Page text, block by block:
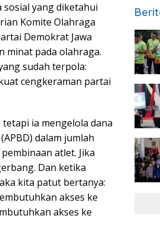
yang diketahui
Komite Olahraga
Demokrat Jawa
minat pada olahraga.
sudah terpola:
cengkeraman partai
ia mengelola dana
dalam jumlah
atlet. Jika
Dan ketika
kita patut bertanya:
akses ke
akses ke